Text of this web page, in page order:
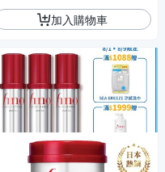
加入購物車